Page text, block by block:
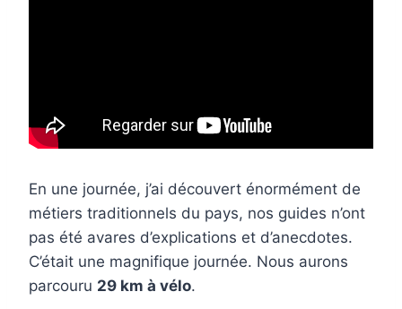
En une journée, j’ai découvert énormément de
métiers traditionnels du pays, nos guides n’ont
pas été avares d’explications et d’anecdotes.
C’était une magnifique journée. Nous aurons
parcouru 29 km à vélo.